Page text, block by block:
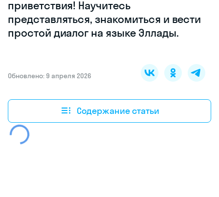
приветствия! Научитесь
представляться, знакомиться и вести
простой диалог на языке Эллады.
Обновлено: 9 апреля 2026
Содержание статьи